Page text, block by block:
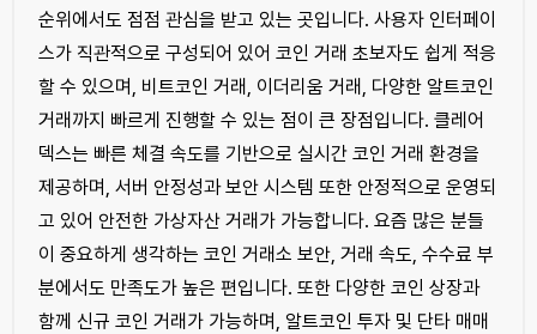
순위에서도 점점 관심을 받고 있는 곳입니다. 사용자 인터페이
스가 직관적으로 구성되어 있어 코인 거래 초보자도 쉽게 적응
할 수 있으며, 비트코인 거래, 이더리움 거래, 다양한 알트코인
거래까지 빠르게 진행할 수 있는 점이 큰 장점입니다. 클레어
덱스는 빠른 체결 속도를 기반으로 실시간 코인 거래 환경을
제공하며, 서버 안정성과 보안 시스템 또한 안정적으로 운영되
고 있어 안전한 가상자산 거래가 가능합니다. 요즘 많은 분들
이 중요하게 생각하는 코인 거래소 보안, 거래 속도, 수수료 부
분에서도 만족도가 높은 편입니다. 또한 다양한 코인 상장과
함께 신규 코인 거래가 가능하며, 알트코인 투자 및 단타 매매